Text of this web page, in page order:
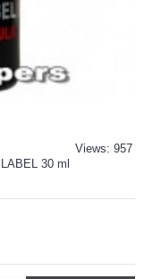
Views: 957
30 ml